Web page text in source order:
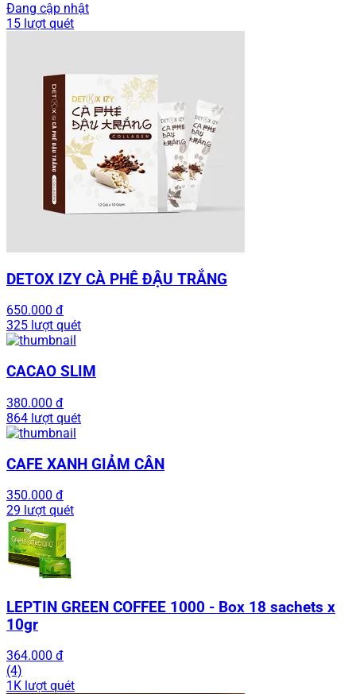
Đang cập nhật
15 lượt quét
DETOX IZY CÀ PHÊ ĐẬU TRẮNG
650.000 đ
325 lượt quét
CACAO SLIM
380.000 đ
864 lượt quét
CAFE XANH GIẢM CÂN
350.000 đ
29 lượt quét
LEPTIN GREEN COFFEE 1000 - Box 18 sachets x
10gr
364.000 đ
(4)
1K lượt quét